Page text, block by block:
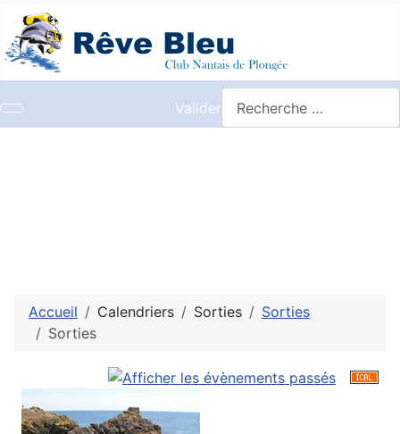
Valider
Accueil Calendriers Sorties
Sorties
Sorties